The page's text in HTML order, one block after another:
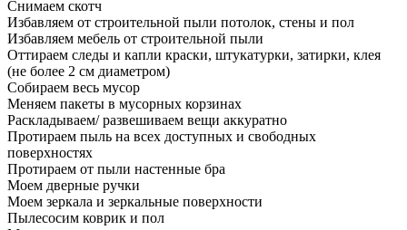
Снимаем скотч
Избавляем от строительной пыли потолок, стены и пол
Избавляем мебель от строительной пыли
Оттираем следы и капли краски, штукатурки, затирки, клея
(не более 2 см диаметром)
Собираем весь мусор
Меняем пакеты в мусорных корзинах
Раскладываем/ развешиваем вещи аккуратно
Протираем пыль на всех доступных и свободных
поверхностях
Протираем от пыли настенные бра
Моем дверные ручки
Моем зеркала и зеркальные поверхности
Пылесосим коврик и пол